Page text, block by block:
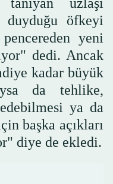
duyduğu öfkeyi
yeni
dedi. Ancak
kadar büyük
da tehlike,
ya da
başka açıkları
diye de ekledi.